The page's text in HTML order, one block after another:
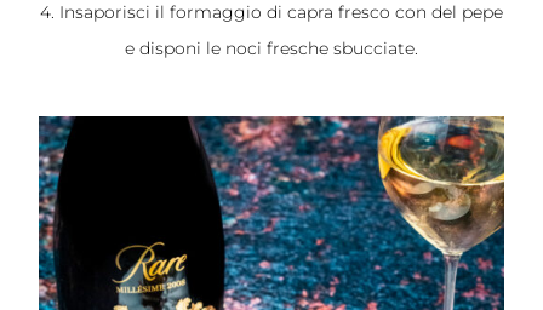
4. Insaporisci il formaggio di capra fresco con del pepe
e disponi le noci fresche sbucciate.